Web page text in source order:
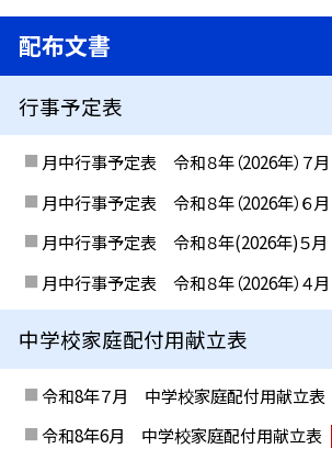
配布文書
行事予定表
月中行事予定表 令和８年（2026年）７月
月中行事予定表 令和８年（2026年）６月
月中行事予定表 令和８年(2026年)５月
月中行事予定表 令和８年（2026年）４月
中学校家庭配付用献立表
令和8年７月 中学校家庭配付用献立表
令和8年6月 中学校家庭配付用献立表